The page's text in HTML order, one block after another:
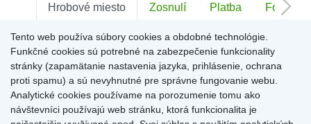
Hrobové miesto Zosnulí Platba Foto
Sektor:- Rad:- Číslo:-
Miesto pre informácie o hrobovom mieste
Tento web používa súbory cookies a obdobné technológie.
Funkčné cookies sú potrebné na zabezpečenie funkcionality
stránky (zapamätanie nastavenia jazyka, prihlásenie, ochrana
proti spamu) a sú nevyhnutné pre správne fungovanie webu.
Analytické cookies používame na porozumenie tomu ako
návštevníci používajú web stránku, ktorá funkcionalita je